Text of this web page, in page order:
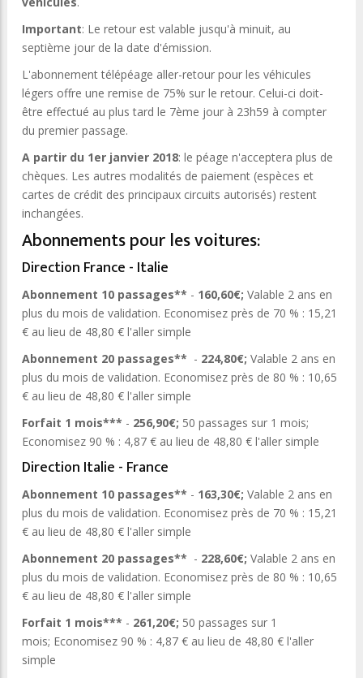
Important: Le retour est valable jusqu'à minuit, au
septième jour de la date d'émission.
L'abonnement télépéage aller-retour pour les véhicules
légers offre une remise de 75% sur le retour. Celui-ci doit-
être effectué au plus tard le 7ème jour à 23h59 à compter
du premier passage.
A partir du 1er janvier 2018: le péage n'acceptera plus de
chèques. Les autres modalités de paiement (espèces et
cartes de crédit des principaux circuits autorisés) restent
inchangées.
Abonnements pour les voitures:
Direction France - Italie
Abonnement 10 passages** - 160,60€; Valable 2 ans en
plus du mois de validation. Economisez près de 70 % : 15,21
€ au lieu de 48,80 € l'aller simple
Abonnement 20 passages** - 224,80€; Valable 2 ans en
plus du mois de validation. Economisez près de 80 % : 10,65
€ au lieu de 48,80 € l'aller simple
Forfait 1 mois*** - 256,90€; 50 passages sur 1 mois;
Economisez 90 % : 4,87 € au lieu de 48,80 € l'aller simple
Direction Italie - France
Abonnement 10 passages** - 163,30€; Valable 2 ans en
plus du mois de validation. Economisez près de 70 % : 15,21
€ au lieu de 48,80 € l'aller simple
Abonnement 20 passages** - 228,60€; Valable 2 ans en
plus du mois de validation. Economisez près de 80 % : 10,65
€ au lieu de 48,80 € l'aller simple
Forfait 1 mois*** - 261,20€; 50 passages sur 1
mois; Economisez 90 % : 4,87 € au lieu de 48,80 € l'aller
simple